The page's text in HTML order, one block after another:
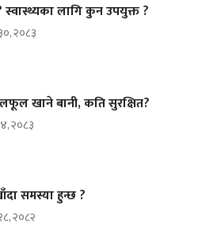
लागि कुन उपयुक्त ?
२०८३
खाने बानी, कति सुरक्षित?
२०८३
समस्या हुन्छ ?
२०८२